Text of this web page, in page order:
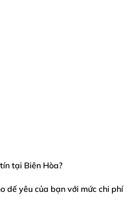
tại Biên Hòa?
dế yêu của bạn với mức chi phí